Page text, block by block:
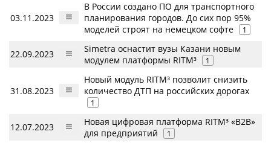
03.11.2023
В России создано ПО для транспортного
планирования городов. До сих пор 95%
моделей строят на немецком софте
1
22.09.2023
Simetra оснастит вузы Казани новым
модулем платформы RITM³
1
31.08.2023
Новый модуль RITM³ позволит снизить
количество ДТП на российских дорогах
1
12.07.2023
Новая цифровая платформа RITM³ «B2B»
для предприятий
1